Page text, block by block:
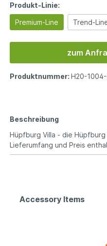
Produkt-Linie:
Premium-Line Trend-
zum
Produktnummer: H20-
Beschreibung
Hüpfburg Villa - die Hüpfburg
Lieferumfang und Preis
Accessory Items